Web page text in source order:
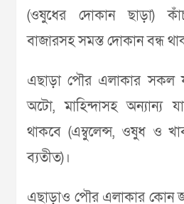
(ওষুধের দোকান ছাড়া)
বাজারসহ সমস্ত দোকান বন্ধ
এছাড়া পৌর এলাকার সকল
অটো, মাহিন্দাসহ অন্যান্য
থাকবে (এম্বুলেন্স, ওষুধ ও
ব্যতীত)।
এছাড়াও পৌর এলাকার কোন